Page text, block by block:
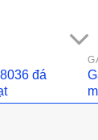
đá